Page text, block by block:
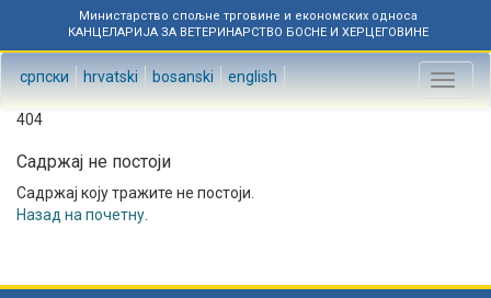
Министарство спољне трговине и економских односа
КАНЦЕЛАРИЈА ЗА ВЕТЕРИНАРСТВО БОСНЕ И ХЕРЦЕГОВИНЕ
српски hrvatski bosanski english
Toggle
404
Садржај не постоји
Садржај коју тражите не постоји.
Назад на почетну